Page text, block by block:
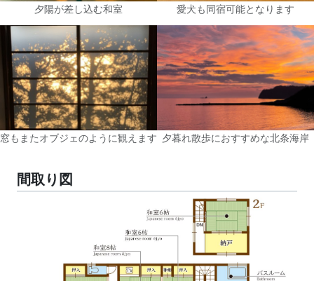
夕陽が差し込む和室 愛犬も同宿可能となります
窓もまたオブジェのように観えます 夕暮れ散歩におすすめな北条海岸
間取り図